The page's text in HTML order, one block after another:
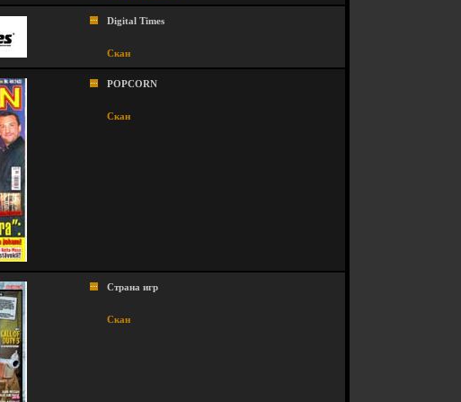
Digital Times
Скан
POPCORN
Скан
Страна игр
Скан